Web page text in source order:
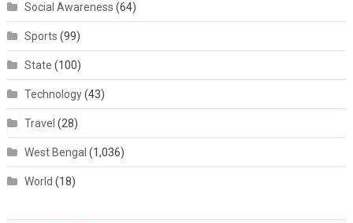
Social Awareness (64)
Sports (99)
State (100)
Technology(43)
Travel (28)
West Bengal (1,036)
World (18)